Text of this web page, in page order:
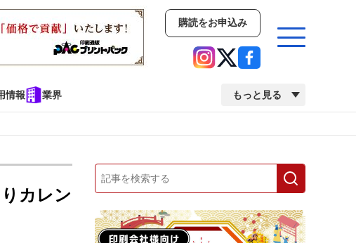
購読をお申込み
情報 業界 もっと見る
イベント
市場・統計 人事・移転・異動・訃報
カレン